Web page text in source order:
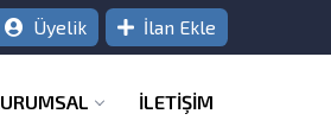
Üyelik İlan Ekle
İLETİŞİM